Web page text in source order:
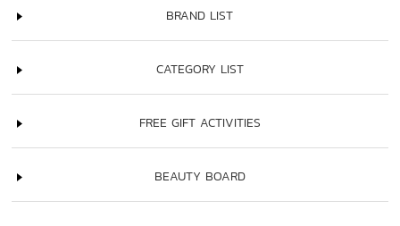
BRAND LIST
CATEGORY LIST
FREE GIFT ACTIVITIES
BEAUTY BOARD